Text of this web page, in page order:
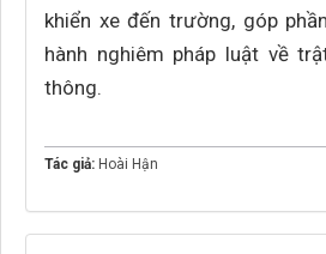
khiển xe đến trường, góp
hành nghiêm pháp luật về
thông.
Tác giả: Hoài Hận